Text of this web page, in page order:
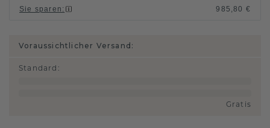
Sie sparen : 985,80 €
Voraussichtlicher Versand:
Standard :
Gratis